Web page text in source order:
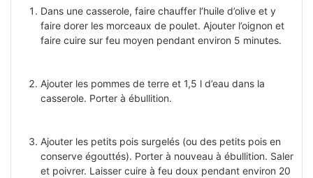
Dans une casserole, faire chauffer l’huile d’olive et y
faire dorer les morceaux de poulet. Ajouter l’oignon et
faire cuire sur feu moyen pendant environ 5 minutes.
Ajouter les pommes de terre et 1,5 l d’eau dans la
casserole. Porter à ébullition.
Ajouter les petits pois surgelés (ou des petits pois en
conserve égouttés). Porter à nouveau à ébullition. Saler
et poivrer. Laisser cuire à feu doux pendant environ 20